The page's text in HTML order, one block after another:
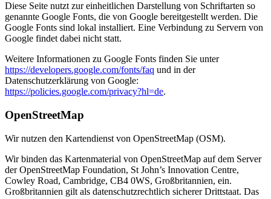
Diese Seite nutzt zur einheitlichen Darstellung von Schriftarten so
genannte Google Fonts, die von Google bereitgestellt werden. Die
Google Fonts sind lokal installiert. Eine Verbindung zu Servern von
Google findet dabei nicht statt.
Weitere Informationen zu Google Fonts finden Sie unter
https://developers.google.com/fonts/faq und in der
Datenschutzerklärung von Google:
https://policies.google.com/privacy?hl=de.
OpenStreetMap
Wir nutzen den Kartendienst von OpenStreetMap (OSM).
Wir binden das Kartenmaterial von OpenStreetMap auf dem Server
der OpenStreetMap Foundation, St John’s Innovation Centre,
Cowley Road, Cambridge, CB4 0WS, Großbritannien, ein.
Großbritannien gilt als datenschutzrechtlich sicherer Drittstaat. Das